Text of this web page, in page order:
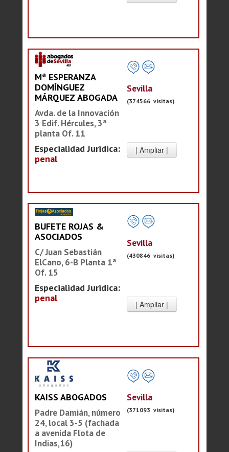
Mª ESPERANZA
DOMÍNGUEZ
MÁRQUEZ ABOGADA
Avda. de la Innovación
3 Edif. Hércules, 3ª
planta Of. 11
Especialidad Juridica:
penal
Sevilla
(374566 visitas)
BUFETE ROJAS &
ASOCIADOS
C/ Juan Sebastián
ElCano, 6-B Planta 1ª
Of. 15
Especialidad Juridica:
penal
Sevilla
(430846 visitas)
KAISS ABOGADOS
Padre Damián, número
24, local 3-5 (fachada
a avenida Flota de
Indias,16)
Sevilla
(371093 visitas)